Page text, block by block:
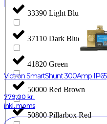
33390 Light Blue
37110 Dark Blue
41820 Green
50000 Red Brown
50800 Pillarbox Red
Victron SmartShunt 300Amp IP65
779,00 kr.
inkl. moms